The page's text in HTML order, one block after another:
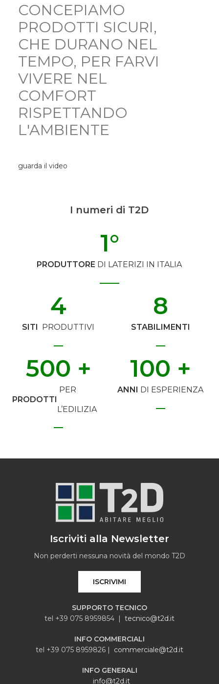
CONCEPIAMO
PRODOTTI SICURI,
CHE DURANO NEL
TEMPO, PER FARVI
VIVERE NEL
COMFORT
RISPETTANDO
L'AMBIENTE
guarda il video
I numeri di T2D
PRODUTTORE DI LATERIZI IN ITALIA
1°
SITI PRODUTTIVI
4
STABILIMENTI
8
PRODOTTI
PER
L’EDILIZIA
500 +
ANNI DI ESPERIENZA
100 +
Iscriviti alla Newsletter
Non perderti nessuna novità del mondo T2D
ISCRIVIMI
SUPPORTO TECNICO
tel +39 075 8959854 | tecnico@t2d.it
INFO COMMERCIALI
tel +39 075 8959826 | commerciale@t2d.it
INFO GENERALI
info@t2d.it